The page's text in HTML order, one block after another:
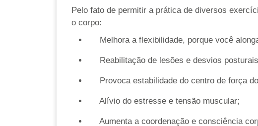
Pelo fato de permitir a prática de diversos
o corpo:
Melhora a flexibilidade, porque você
Reabilitação de lesões e desvios
Provoca estabilidade do centro de força
Alívio do estresse e tensão muscular;
Aumenta a coordenação e consciência